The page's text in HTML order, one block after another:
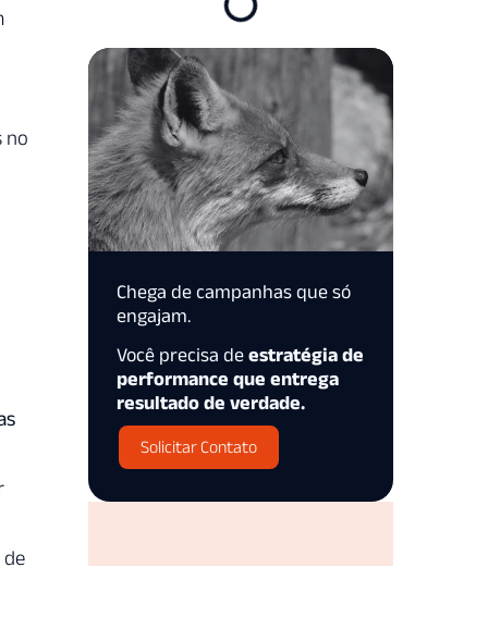
no
Chega de campanhas que só
engajam.
Você precisa de estratégia de
performance que entrega
resultado de verdade.
Solicitar Contato